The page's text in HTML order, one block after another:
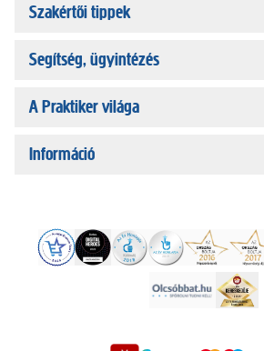
Szakértői tippek
Segítség, ügyintézés
A Praktiker világa
Információ